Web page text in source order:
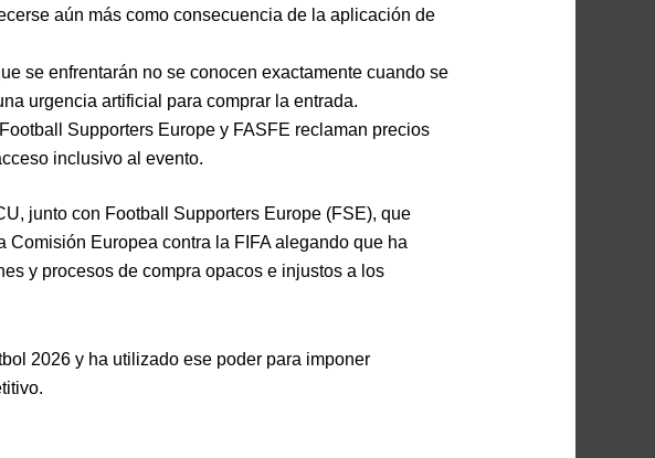
aún más como consecuencia de la aplicación de
se enfrentarán no se conocen exactamente cuando se
urgencia artificial para comprar la entrada.
Supporters Europe y FASFE reclaman precios
inclusivo al evento.
junto con Football Supporters Europe (FSE), que
Europea contra la FIFA alegando que ha
y procesos de compra opacos e injustos a los
2026 y ha utilizado ese poder para imponer